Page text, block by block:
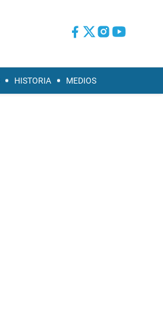
HISTORIA MEDIOS